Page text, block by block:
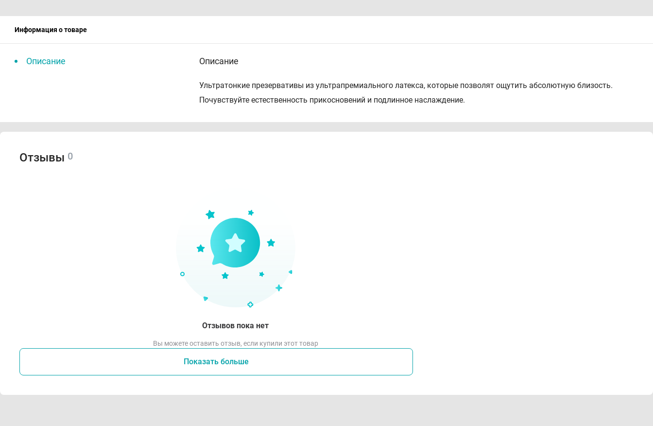
Информация о товаре
Описание Описание
Ультратонкие презервативы из ультрапремиального латекса, которые позволят ощутить абсолютную близость.
Почувствуйте естественность прикосновений и подлинное наслаждение.
Отзывы 0
Отзывов пока нет
Вы можете оставить отзыв, если купили этот товар
Показать больше